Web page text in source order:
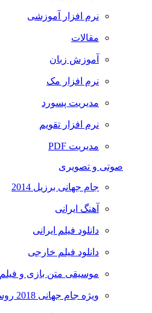
نرم افزار آموزشی
مقالات
آموزش زبان
نرم افزار مک
مدیریت پسورد
نرم افزار تقویم
مدیریت PDF
صوتی و تصویری
جام جهانی برزیل 2014
آهنگ ایرانی
دانلود فیلم ایرانی
دانلود فیلم خارجی
موسیقی متن بازی و فیلم
ویژه جام جهانی 2018 روسیه